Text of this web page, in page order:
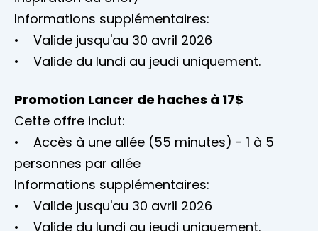
Informations supplémentaires:
• Valide jusqu'au 30 avril 2026
• Valide du lundi au jeudi uniquement.
Promotion Lancer de haches à 17$
Cette offre inclut:
• Accès à une allée (55 minutes) - 1 à 5
personnes par allée
Informations supplémentaires:
• Valide jusqu'au 30 avril 2026
• Valide du lundi au jeudi uniquement.